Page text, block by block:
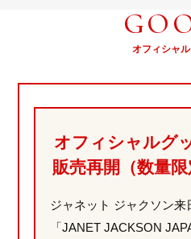
オフィシャ
オフィシャルグ
販売再開（数量
ジャネット ジャクソン来
「JANET JACKSON